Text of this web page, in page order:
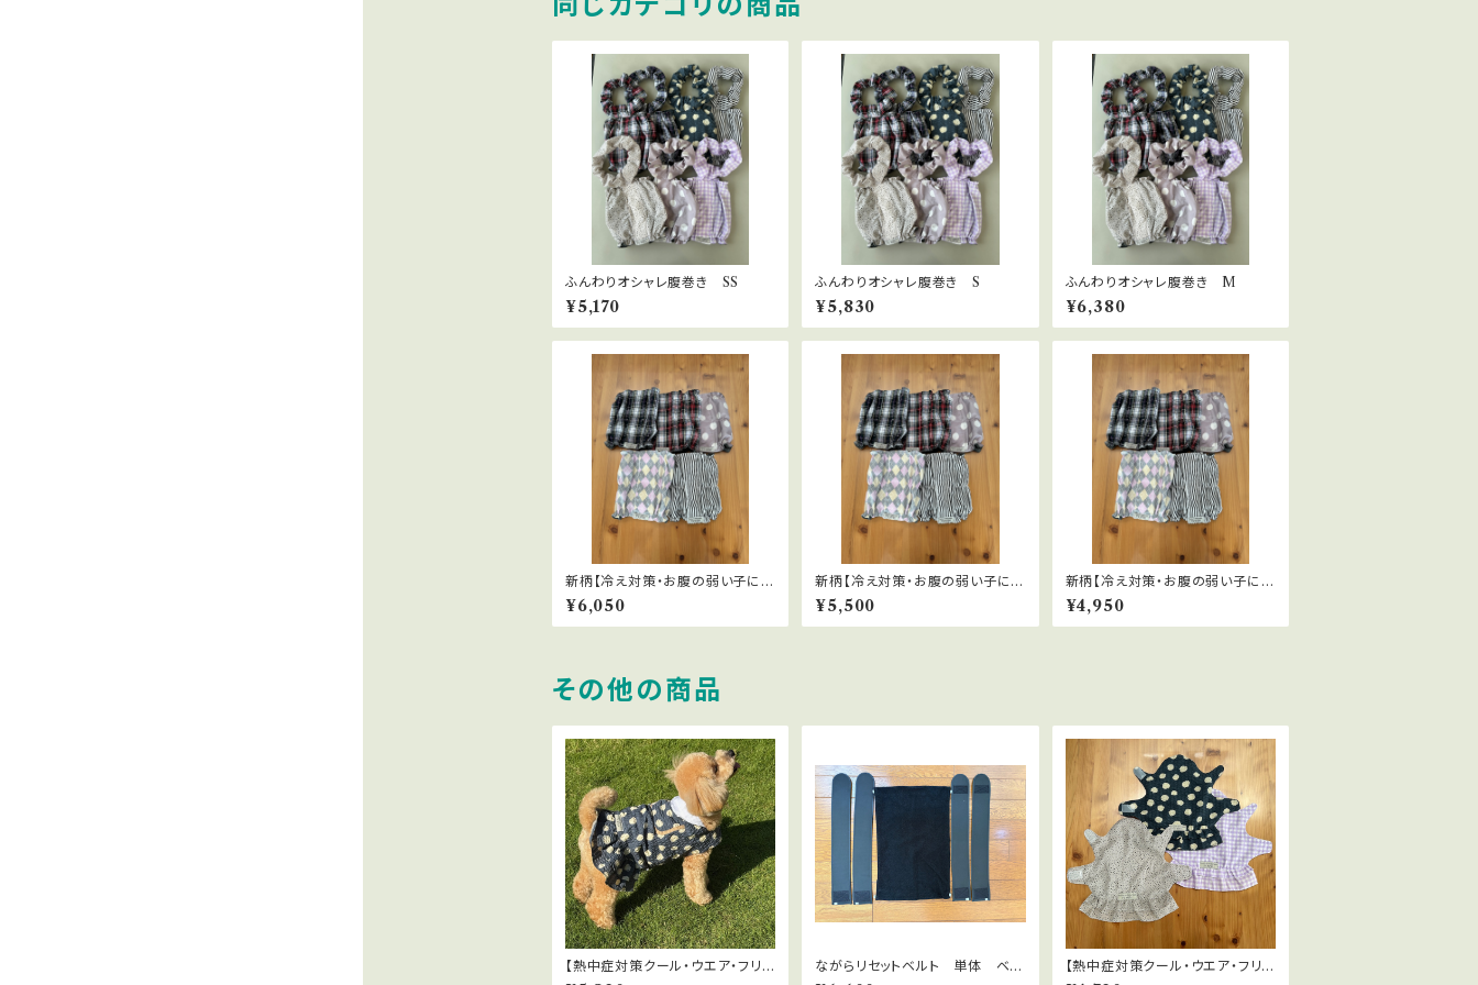
ふんわりオシャレ腹巻き SS
¥5,170
ふんわりオシャレ腹巻き S
¥5,830
ふんわりオシャレ腹巻き M
¥6,380
新柄【冷え対策・お腹の弱い子に】
テラペットはらまき 全５色 Mサ
イズ
¥6,050
新柄【冷え対策・お腹の弱い子に】
テラペットはらまき 全５色 Sサ
イズ
¥5,500
新柄【冷え対策・お腹の弱い子に】
テラペットはらまき 全５色 SSサ
イズ
¥4,950
その他の商品
【熱中症対策クール・ウエア・フリル
ながらリセットベルト 単体 ベル
【熱中症対策クール・ウエア・フリル